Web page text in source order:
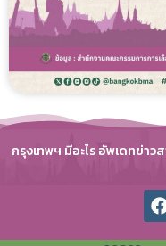
กรุงเทพฯ มีอะไร อัพเดทข่าว